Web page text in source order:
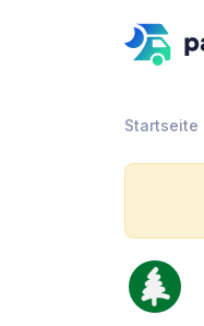
Startseite